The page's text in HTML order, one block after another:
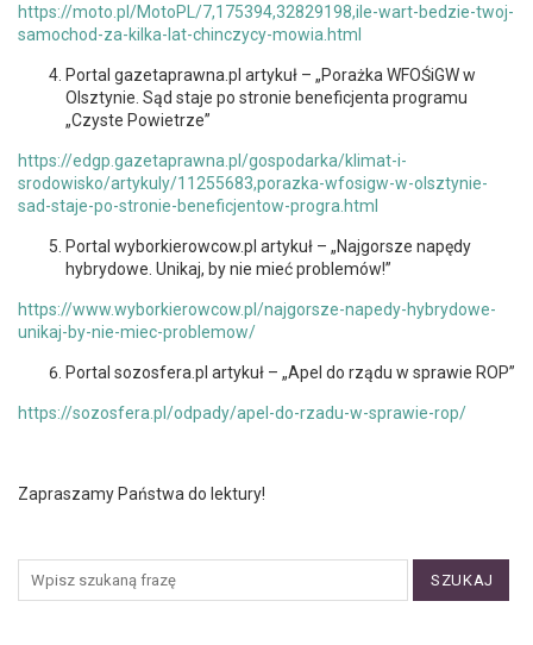
https://moto.pl/MotoPL/7,175394,32829198,ile-wart-bedzie-twoj-
samochod-za-kilka-lat-chinczycy-mowia.html
Portal gazetaprawna.pl artykuł – „Porażka WFOŚiGW w
Olsztynie. Sąd staje po stronie beneficjenta programu
„Czyste Powietrze”
https://edgp.gazetaprawna.pl/gospodarka/klimat-i-
srodowisko/artykuly/11255683,porazka-wfosigw-w-olsztynie-
sad-staje-po-stronie-beneficjentow-progra.html
Portal wyborkierowcow.pl artykuł – „Najgorsze napędy
hybrydowe. Unikaj, by nie mieć problemów!”
https://www.wyborkierowcow.pl/najgorsze-napedy-hybrydowe-
unikaj-by-nie-miec-problemow/
Portal sozosfera.pl artykuł – „Apel do rządu w sprawie ROP”
https://sozosfera.pl/odpady/apel-do-rzadu-w-sprawie-rop/
Zapraszamy Państwa do lektury!
SZUKAJ